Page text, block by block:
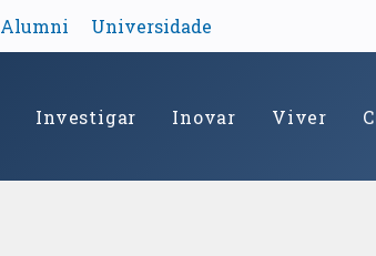
Alumni Universidade
Investigar Inovar Viver